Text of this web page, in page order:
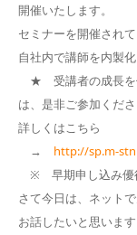
開催いたします。
セミナーを開催され
自社内で講師を内製
★ 受講者の成長を
は、是非ご参加くださ
詳しくはこちら
→ http://sp.m-
※ 早期申し込み優
さて今日は、ネット
お話したいと思います